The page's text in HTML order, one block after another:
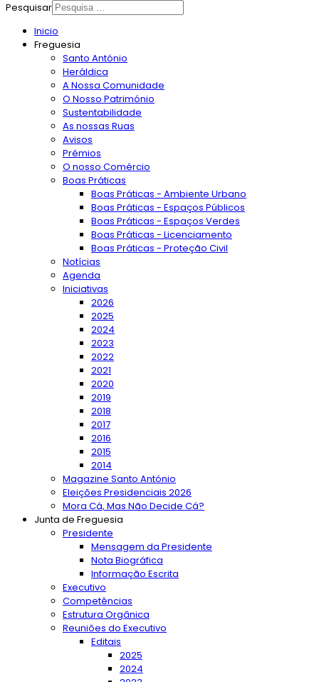
Pesquisar
Inicio
Freguesia
Santo António
Heráldica
A Nossa Comunidade
O Nosso Património
Sustentabilidade
As nossas Ruas
Avisos
Prémios
O nosso Comércio
Boas Práticas
Boas Práticas - Ambiente Urbano
Boas Práticas - Espaços Públicos
Boas Práticas - Espaços Verdes
Boas Práticas - Licenciamento
Boas Práticas - Proteção Civil
Notícias
Agenda
Iniciativas
2026
2025
2024
2023
2022
2021
2020
2019
2018
2017
2016
2015
2014
Magazine Santo António
Eleições Presidenciais 2026
Mora Cá, Mas Não Decide Cá?
Junta de Freguesia
Presidente
Mensagem da Presidente
Nota Biográfica
Informação Escrita
Executivo
Competências
Estrutura Orgânica
Reuniões do Executivo
Editais
2025
2024